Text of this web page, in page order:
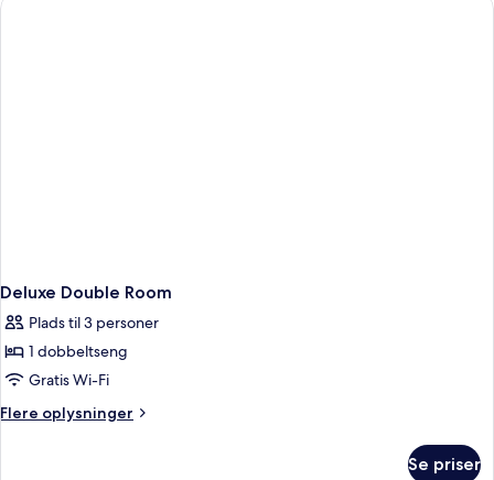
Deluxe Double Room
Plads til 3 personer
1 dobbeltseng
Gratis Wi-Fi
Flere oplysninger
Flere
Se priser